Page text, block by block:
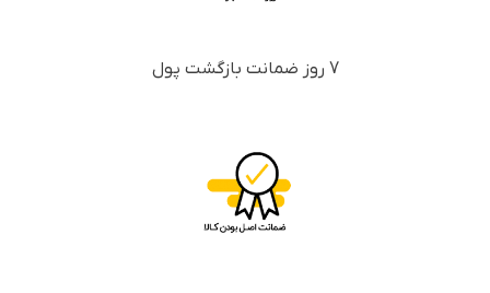
7 روز ضمانت بازگشت پول